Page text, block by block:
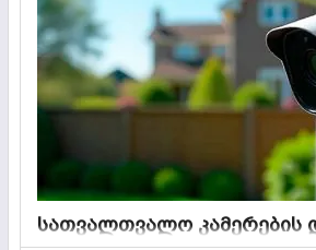
სახანძრო სისტემები იქცნენ
როგორც კერძო, ასევე საჯარო
მხოლოდ გვაცნობებენ საფრთხის
ხშირად პრევენციულ ფუნქციასაც
აფრთხილებენ სისტემას და
დროულად მივიღოთ ზომები.
სათვალთვალო კამერების